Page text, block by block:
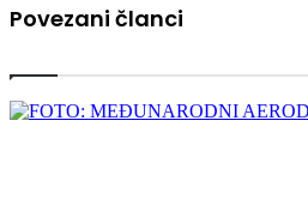
Povezani članci